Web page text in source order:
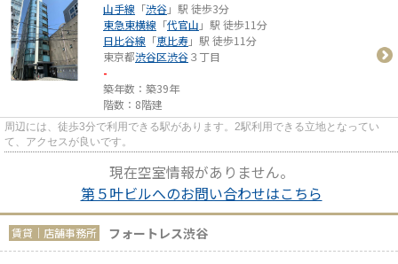
山手線 「渋谷」駅 徒歩3分
東急東横線 「代官山 」駅 徒歩11分
日比谷線 「恵比寿」駅 徒歩11分
東京都渋谷区渋谷３丁目
-
築年数：築39年
階数：8階建
周辺には、徒歩3分で利用できる駅があります。2駅利用できる立地となってい
て、アクセスが良いです。
現在空室情報がありません。
第５叶ビルへのお問い合わせはこちら
賃貸｜店舗事務所 フォートレス渋谷